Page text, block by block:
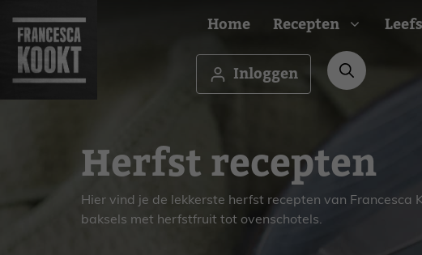
naar
inhoud
Home Recepten
Brunch
Lunch
Hapje
Drankje
Budget
Familie
Feest
Inloggen
Herfst recepten
Hier vind je de lekkerste herfst recepten van
baksels met herfstfruit tot ovenschotels.